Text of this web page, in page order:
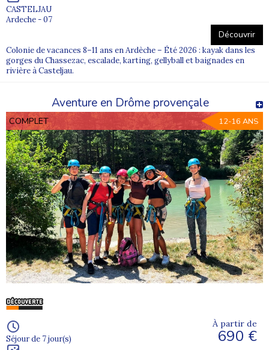
CASTELJAU
Ardeche - 07
Découvrir
Colonie de vacances 8–11 ans en Ardèche – Été 2026 : kayak dans les
gorges du Chassezac, escalade, karting, gellyball et baignades en
rivière à Casteljau.
Aventure en Drôme provençale
COMPLET 12-16 ANS
Séjour de 7 jour(s)
À partir de
690 €